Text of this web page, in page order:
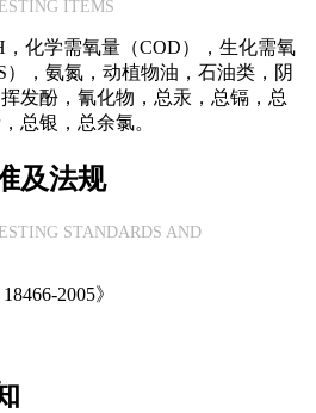
ITEMS
化学需氧量（COD），生化需氧
，氨氮，动植物油，石油类，阴
发酚，氰化物，总汞，总镉，总
总银，总余氯。
及法规
STANDARDS AND
2005》